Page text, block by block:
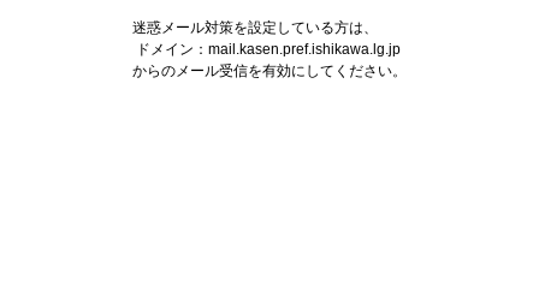
迷惑メール対策を設定している方は、
ドメイン：mail.kasen.pref.ishikawa.lg.jp
からのメール受信を有効にしてください。